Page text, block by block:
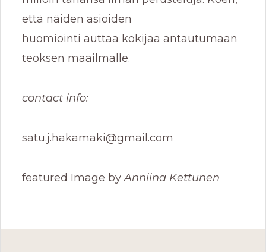
että näiden asioiden
huomiointi auttaa kokijaa antautumaan
teoksen maailmalle.
contact info:
satu.j.hakamaki@gmail.com
featured Image byAnniina Kettunen